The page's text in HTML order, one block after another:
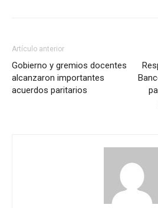
Artículo anterior
Gobierno y gremios docentes
alcanzaron importantes
acuerdos paritarios